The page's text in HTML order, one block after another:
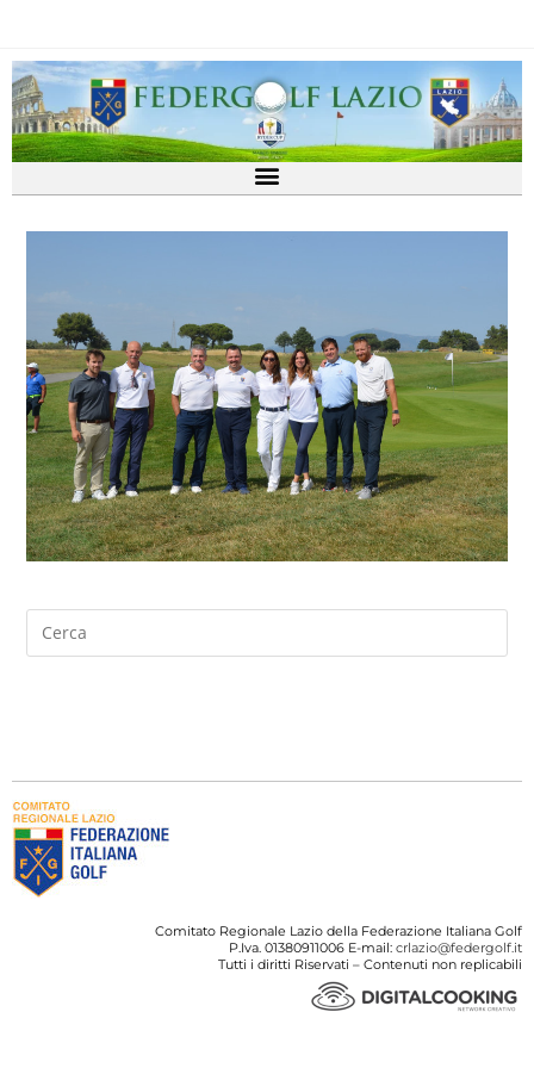
Comitato Regionale Lazio della Federazione Italiana Golf
P.Iva. 01380911006 E-mail: crlazio@federgolf.it
Tutti i diritti Riservati – Contenuti non replicabili